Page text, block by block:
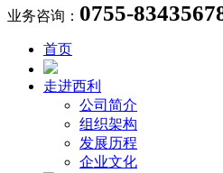
业务咨询： 0755-
首页
走进西利
公司简介
组织架构
发展历程
企业文化